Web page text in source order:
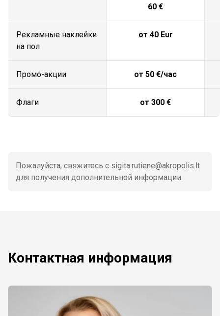
60 €
Pекламные наклейки
на пол
от 40 Eur
Промо-акции от 50 €/час
Флаги от 300 €
Пожалуйста, свяжитесь с sigita.rutiene@akropolis.lt
для получения дополнительной информации.
Контактная информация